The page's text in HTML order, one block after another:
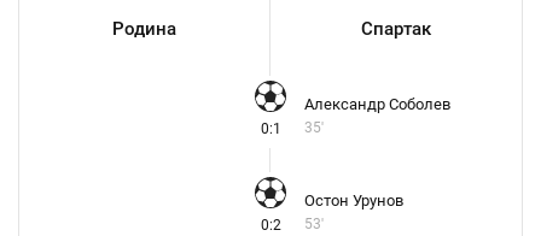
Родина Спартак
0:1
Александр Соболев
35'
0:2
Остон Урунов
53'